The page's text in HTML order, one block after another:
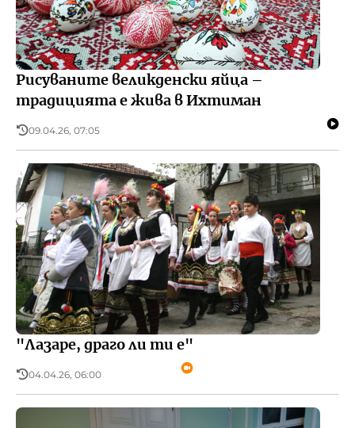
Рисуваните великденски яйца –
традицията е жива в Ихтиман
09.04.26, 07:05
"Лазаре, драго ли ти е"
04.04.26, 06:00